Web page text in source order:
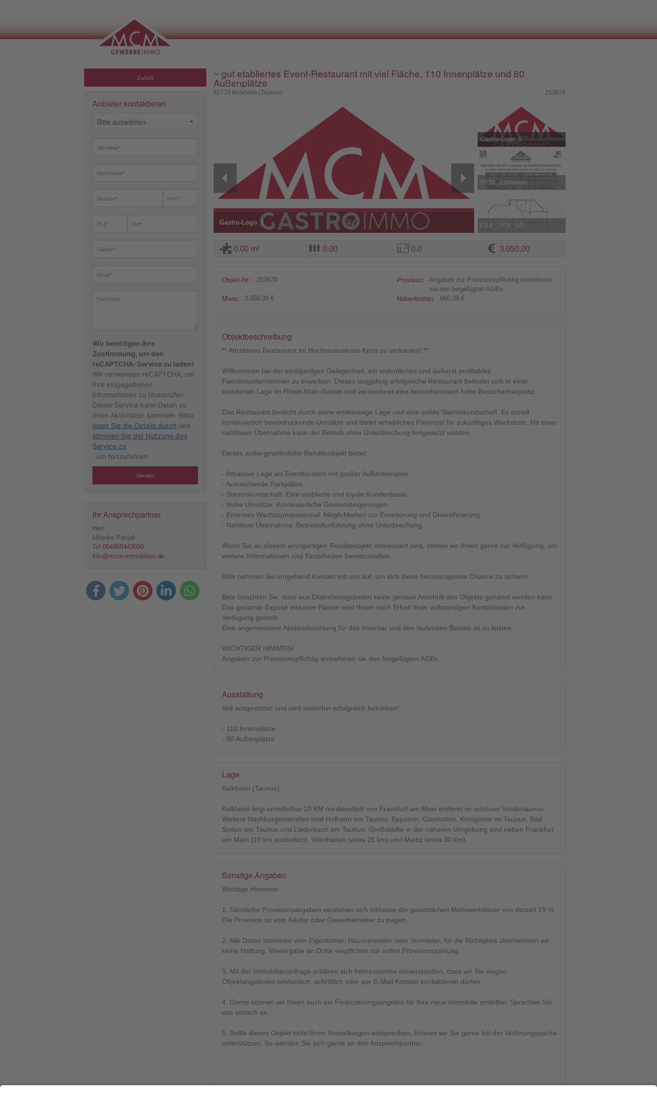
Zurück
Anbieter kontaktieren
Wir benötigen Ihre
Zustimmung, um den
reCAPTCHA-Service zu laden!
Wir verwenden reCAPTCHA, um
Ihre eingegebenen
Informationen zu überprüfen.
Dieser Service kann Daten zu
Ihren Aktivitäten sammeln. Bitte
lesen Sie die Details durch und
stimmen Sie der Nutzung des
Service zu
, um fortzufahren.
Senden
Ihr Ansprechpartner
Herr
Milanko Panjak
Tel:004969443000
info@mcm-immobilien.de
~ gut etabliertes Event-Restaurant mit viel Fläche, 110 Innenplätze und 80
Außenplätze
65779 Kelkheim (Taunus) 253678
Gastro-Logo_1
Gastro-Logo_1
MCM_Jubilaeum
FILE_7906_GR
0.00 m² 0.00 0.0 3.050,00
Objekt-Nr.: 253678 Provision:
Angaben zur Provisionspflichtig entnehmen
sie den beigefügten AGBs
Miete: 3.050,00 € Nebenkosten: 660,00 €
Objektbeschreibung
** Attraktives Restaurant im Hochtaunuskreis-Kreis zu verkaufen! **
Willkommen bei der einzigartigen Gelegenheit, ein ordentliches und äußerst profitables
Familienunternehmen zu erwerben. Dieses langjährig erfolgreiche Restaurant befindet sich in einer
etablierten Lage im Rhein-Main-Gebiet und verzeichnet eine bemerkenswert hohe Besucherfrequenz.
Das Restaurant besticht durch seine erstklassige Lage und eine solide Stammkundschaft. Es erzielt
kontinuierlich beeindruckende Umsätze und bietet erhebliches Potenzial für zukünftiges Wachstum. Mit einer
nahtlosen Übernahme kann der Betrieb ohne Unterbrechung fortgesetzt werden.
Dieses außergewöhnliche Renditeobjekt bietet:
- Attraktive Lage als Eventlocation mit großer Außenterrasse
- Ausreichende Parkplätze
- Stammkundschaft: Eine etablierte und loyale Kundenbasis.
- Hohe Umsätze: Kontinuierliche Gewinnsteigerungen.
- Enormes Wachstumspotenzial: Möglichkeiten zur Erweiterung und Diversifizierung.
- Nahtlose Übernahme: Betriebsfortführung ohne Unterbrechung.
Wenn Sie an diesem einzigartigen Renditeobjekt interessiert sind, stehen wir Ihnen gerne zur Verfügung, um
weitere Informationen und Einzelheiten bereitzustellen.
Bitte nehmen Sie umgehend Kontakt mit uns auf, um sich diese herausragende Chance zu sichern!
Bitte beachten Sie, dass aus Diskretionsgründen keine genaue Anschrift des Objekts genannt werden kann.
Das gesamte Exposé inklusive Plänen wird Ihnen nach Erhalt Ihrer vollständigen Kontaktdaten zur
Verfügung gestellt.
Eine angemessene Abstandszahlung für das Inventar und den laufenden Betrieb ist zu leisten.
WICHTIGER HINWEIS!
Angaben zur Provisionspflichtig entnehmen sie den beigefügten AGBs.
Ausstattung
Voll ausgestattet und wird weiterhin erfolgreich betrieben!
- 110 Innenplätze
- 80 Außenplätze
Lage
Kelkheim (Taunus)
Kelkheim liegt unmittelbar 10 KM nordwestlich von Frankfurt am Main entfernt im schönen Vordertaunus.
Weitere Nachbargemeinden sind Hofheim am Taunus, Eppstein, Glashütten, Königstein im Taunus, Bad
Soden am Taunus und Liederbach am Taunus. Großstädte in der näheren Umgebung sind neben Frankfurt
am Main (10 km südöstlich), Wiesbaden (etwa 25 km) und Mainz (etwa 30 km).
Sonstige Angaben
Wichtige Hinweise:
1. Sämtliche Provisionsangaben verstehen sich inklusive der gesetzlichen Mehrwertsteuer von derzeit 19 %.
Die Provision ist vom Käufer oder Gewerbemieter zu tragen.
2. Alle Daten stammen vom Eigentümer, Hausverwalter oder Vormieter, für die Richtigkeit übernehmen wir
keine Haftung. Weitergabe an Dritte verpflichtet zur vollen Provisionszahlung.
3. Mit der Immobilienanfrage erklären sich Interessenten einverstanden, dass wir Sie wegen
Objektangeboten telefonisch, schriftlich oder per E-Mail Kontakt kontaktieren dürfen.
4. Gerne können wir Ihnen auch ein Finanzierungsangebot für Ihre neue Immobilie erstellen. Sprechen Sie
uns einfach an.
5. Sollte dieses Objekt nicht Ihren Vorstellungen entsprechen, können wir Sie gerne bei der Wohnungssuche
unterstützen. So wenden Sie sich gerne an den Ansprechpartner.